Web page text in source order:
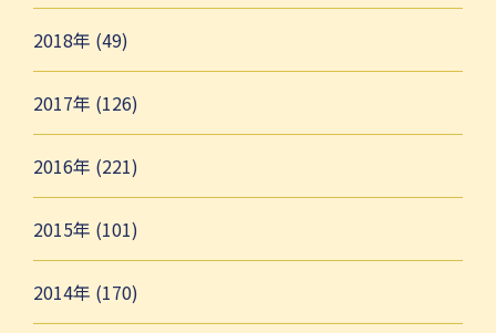
2018年 (49)
2017年 (126)
2016年 (221)
2015年 (101)
2014年 (170)